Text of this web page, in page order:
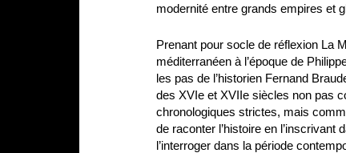
modernité entre grands empires et
Prenant pour socle de réflexion La
méditerranéen à l’époque de
les pas de l’historien Fernand
des XVIe et XVIIe siècles non pas
chronologiques strictes, mais
de raconter l’histoire en l’inscrivant
l’interroger dans la période